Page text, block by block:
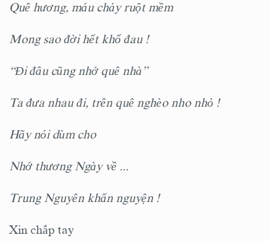
Quê hương, máu chảy ruột mềm
Mong sao đời hết khổ đau!
“Đi đâu cũng nhớ quê nhà”
Ta đưa nhau đi, trên quê nghèo nho nhỏ !
Hãy nói dùm cho
Nhớ thương Ngày về ...
Trung Nguyên khấn nguyện !
Xin chắp tay